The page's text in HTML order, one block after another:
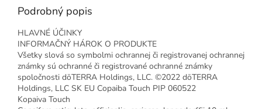
Podrobný popis
HLAVNÉ ÚČINKY
INFORMAČNÝ HÁROK O PRODUKTE
Všetky slová so symbolmi ochrannej či registrovanej ochrannej
známky sú ochranné či registrované ochranné známky
spoločnosti dōTERRA Holdings, LLC. ©2022 dōTERRA
Holdings, LLC SK EU Copaiba Touch PIP 060522
Kopaiva Touch